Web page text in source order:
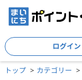
ログイン
トップ カテゴリー